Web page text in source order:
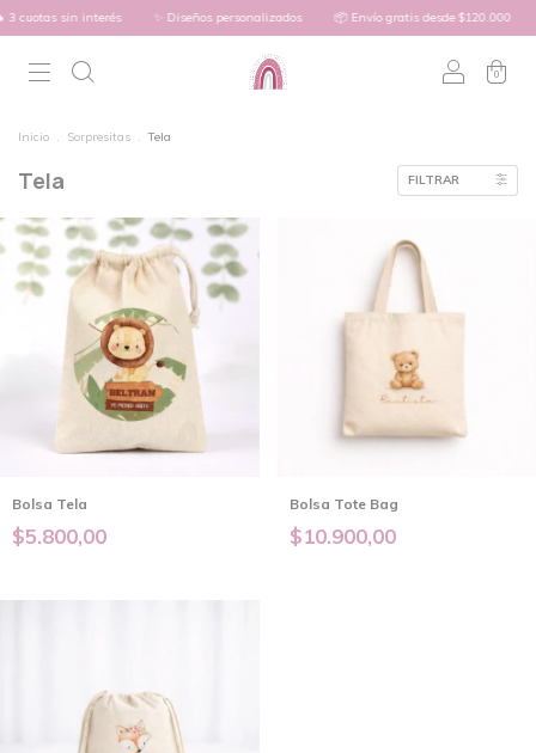
cuotas sin interés ✨ Diseños personalizados 📦 Envío gratis desde $120.000
0
Inicio . Sorpresitas . Tela
Tela FILTRAR
Bolsa Tela
$5.800,00
Bolsa Tote Bag
$10.900,00